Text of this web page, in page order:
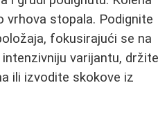
vrhova stopala. Podignite
fokusirajući se na
varijantu, držite
ili izvodite skokove iz